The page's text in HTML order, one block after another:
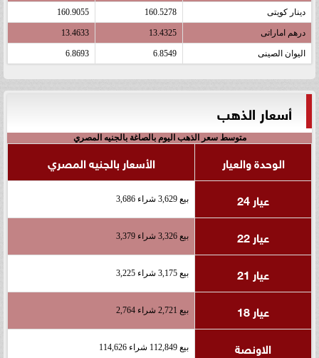
دينار كويتى 160.5278
160.9055
درهم اماراتى 13.4325
13.4633
اليوان الصينى 6.8549
6.8693
أسعار الذهب
متوسط سعر الذهب اليوم بالصاغة بالجنيه المصري
الوحدة والعيار
الأسعار بالجنيه المصري
عيار 24
بيع 3,629 شراء 3,686
عيار 22 بيع 3,326 شراء 3,379
عيار 21 بيع 3,175 شراء 3,225
عيار 18 بيع 2,721 شراء 2,764
الاونصة بيع 112,849 شراء 114,626